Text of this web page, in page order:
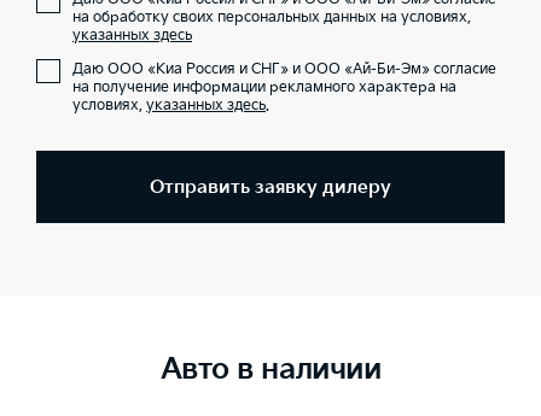
на обработку своих персональных данных на условиях,
указанных здесь
Даю ООО «Киа Россия и СНГ» и ООО «Ай-Би-Эм» согласие
на получение информации рекламного характера на
условиях, указанных здесь.
Отправить заявку дилеру
Авто в наличии